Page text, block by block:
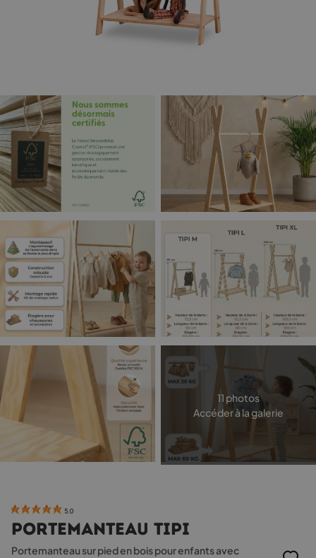
11 photos
Accéder à la galerie
5.0
Portemanteau TIPI
Portemanteau sur pied en bois pour enfants avec